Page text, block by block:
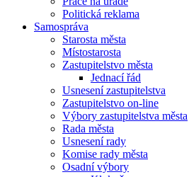
Politická reklama
Samospráva
Starosta města
Místostarosta
Zastupitelstvo města
Jednací řád
Usnesení zastupitelstva
Zastupitelstvo on-line
Výbory zastupitelstva města
Rada města
Usnesení rady
Komise rady města
Osadní výbory